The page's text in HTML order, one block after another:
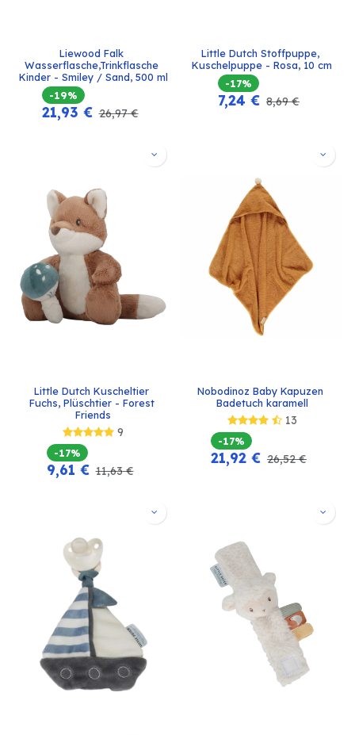
Liewood Falk
Wasserflasche,Trinkflasche
Kinder - Smiley / Sand, 500 ml
-19%
21,93 € 26,97€
Little Dutch Stoffpuppe,
Kuschelpuppe - Rosa, 10 cm
-17%
7,24 € 8,69€
Little Dutch Kuscheltier
Fuchs, Plüschtier - Forest
Friends
9
-17%
9,61 € 11,63€
Nobodinoz Baby Kapuzen
Badetuch karamell
13
-17%
21,92 € 26,52€